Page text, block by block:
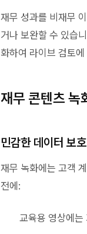
재무 성과를 비재무
거나 보완할 수 있습
화하여 라이브 검토
재무 콘텐츠 녹
민감한 데이터 보호
재무 녹화에는 고객
전에:
교육용 영상에는